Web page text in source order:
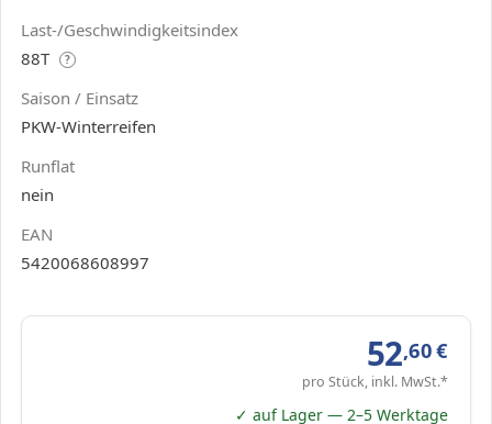
Last-/Geschwindigkeitsindex
88T
?
Saison / Einsatz
PKW-Winterreifen
Runflat
nein
EAN
5420068608997
52,60€
pro Stück, inkl. MwSt.*
✓ auf Lager — 2–5 Werktage